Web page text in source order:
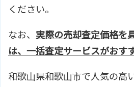
ください。
なお、 実際の売却査定価格を
は、一括査定サービスがおす
和歌山県和歌山市で人気の高